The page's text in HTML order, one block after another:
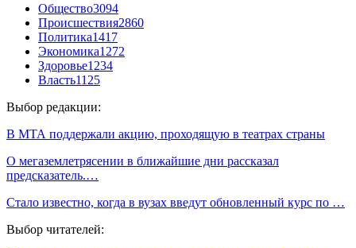
Общество3094
Происшествия2860
Политика1417
Экономика1272
Здоровье1234
Власть1125
Выбор редакции:
В МТА поддержали акцию, проходящую в театрах страны
О мегаземлетрясении в ближайшие дни рассказал
предсказатель.…
Стало известно, когда в вузах введут обновленный курс по …
Выбор читателей: